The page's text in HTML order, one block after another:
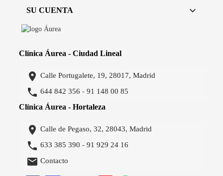
SU CUENTA 
Clínica Áurea - Ciudad Lineal
 Calle Portugalete, 19, 28017, Madrid
 644 842 356 -91 148 00 85
Clínica Áurea - Hortaleza
 Calle de Pegaso, 32, 28043, Madrid
 633 385 390 -91 929 24 16
 Contacto